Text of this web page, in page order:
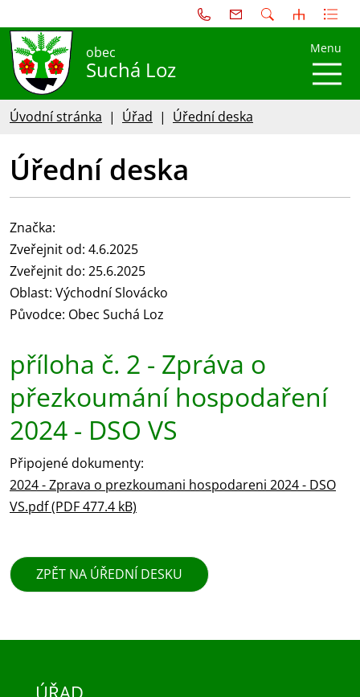
obec
Suchá Loz
Menu
Úvodní stránka Úřad Úřední deska
Úřední deska
Značka:
Zveřejnit od: 4.6.2025
Zveřejnit do: 25.6.2025
Oblast: Východní Slovácko
Původce: Obec Suchá Loz
příloha č. 2 - Zpráva o
přezkoumání hospodaření
2024 - DSO VS
Připojené dokumenty:
2024 - Zprava o prezkoumani hospodareni 2024 - DSO
VS.pdf (PDF 477.4 kB)
ZPĚT NA ÚŘEDNÍ DESKU